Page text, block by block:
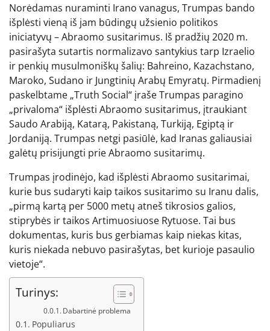
Norėdamas nuraminti Irano vanagus, Trumpas bando
išplėsti vieną iš jam būdingų užsienio politikos
iniciatyvų – Abraomo susitarimus. Iš pradžių 2020 m.
pasirašyta sutartis normalizavo santykius tarp Izraelio
ir penkių musulmoniškų šalių: Bahreino, Kazachstano,
Maroko, Sudano ir Jungtinių Arabų Emyratų. Pirmadienį
paskelbtame „Truth Social“ įraše Trumpas paragino
„privaloma“ išplėsti Abraomo susitarimus, įtraukiant
Saudo Arabiją, Katarą, Pakistaną, Turkiją, Egiptą ir
Jordaniją. Trumpas netgi pasiūlė, kad Iranas galiausiai
galėtų prisijungti prie Abraomo susitarimų.
Trumpas įrodinėjo, kad išplėsti Abraomo susitarimai,
kurie bus sudaryti kaip taikos susitarimo su Iranu dalis,
„pirmą kartą per 5000 metų atneš tikrosios galios,
stiprybės ir taikos Artimuosiuose Rytuose. Tai bus
dokumentas, kuris bus gerbiamas kaip niekas kitas,
kuris niekada nebuvo pasirašytas, bet kurioje pasaulio
vietoje“.
Turinys:
Dabartinė problema
Populiarus